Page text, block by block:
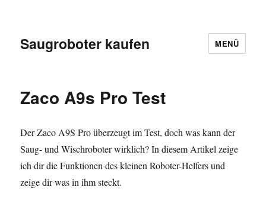
Saugroboter kaufen MENÜ
Zaco A9s Pro Test
Der Zaco A9S Pro überzeugt im Test, doch was kann der
Saug- und Wischroboter wirklich? In diesem Artikel zeige
ich dir die Funktionen des kleinen Roboter-Helfers und
zeige dir was in ihm steckt.